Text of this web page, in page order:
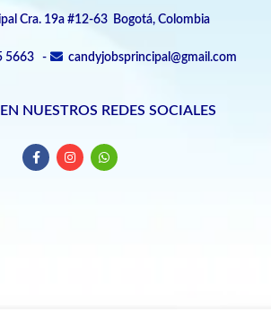
Cra. 19a #12-63 Bogotá, Colombia
5663 - candyjobsprincipal@gmail.com
NUESTROS REDES SOCIALES